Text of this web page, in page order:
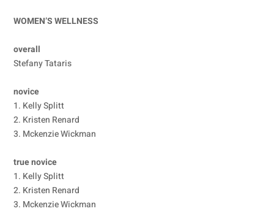
WOMEN’S WELLNESS
overall
Stefany Tataris
novice
1. Kelly Splitt
2. Kristen Renard
3. Mckenzie Wickman
true novice
1. Kelly Splitt
2. Kristen Renard
3. Mckenzie Wickman